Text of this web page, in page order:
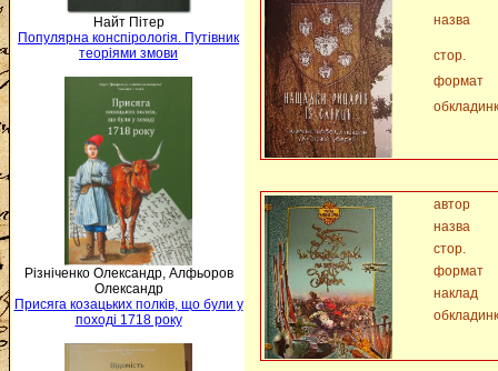
Найт Пітер
Популярна конспірологія. Путівник
теоріями змови
Різніченко Олександр, Алфьоров
Олександр
Присяга козацьких полків, що були у
поході 1718 року
назва
стор.
формат
автор
назва
стор.
формат
наклад